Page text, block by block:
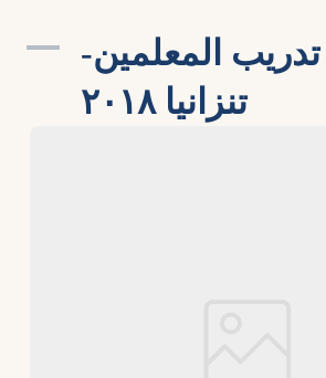
المعلمين-
تنزانيا ٢٠١٨